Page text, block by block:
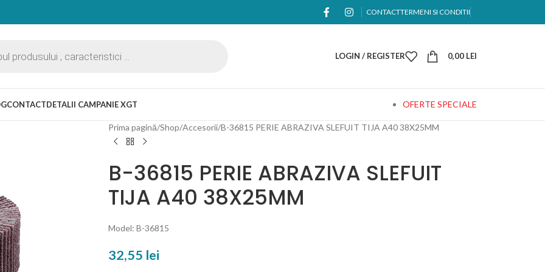
CONTACTTERMENI SI CONDITII
LOGIN / REGISTER 0,00 LEI
CONTACTDETALII CAMPANIE XGT OFERTE SPECIALE
Prima pagină Shop Accesorii B-36815 PERIE ABRAZIVA SLEFUIT TIJA A40 38X25MM
B-36815 PERIE ABRAZIVA SLEFUIT
TIJA A40 38X25MM
Model: B-36815
32,55 lei